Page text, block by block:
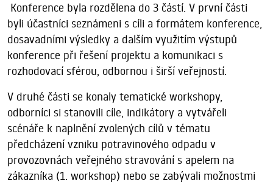
Konference byla rozdělena do 3 částí. V první části
byli účastníci seznámeni s cíli a formátem konference,
dosavadními výsledky a dalším využitím výstupů
konference při řešení projektu a komunikaci s
rozhodovací sférou, odbornou i širší veřejností.
V druhé části se konaly tematické workshopy,
odborníci si stanovili cíle, indikátory a vytvářeli
scénáře k naplnění zvolených cílů v tématu
předcházení vzniku potravinového odpadu v
provozovnách veřejného stravování s apelem na
zákazníka (1. workshop) nebo se zabývali možnostmi